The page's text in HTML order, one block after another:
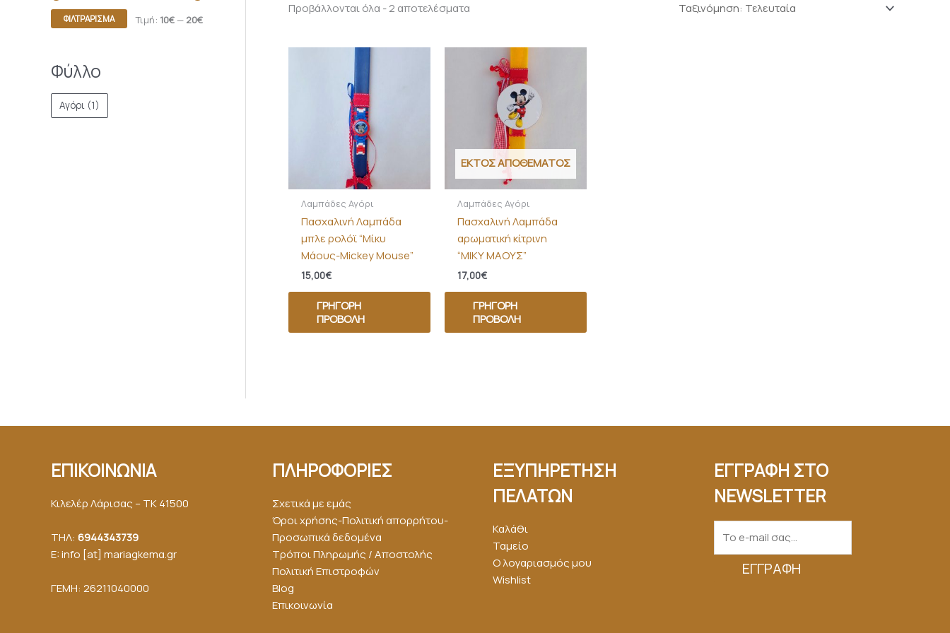
ΦΙΛΤΡΆΡΙΣΜΑ Τιμή: 10€— 20€
Φύλλο
Αγόρι (1)
Προβάλλονται όλα - 2 αποτελέσματα
Λαμπάδες Αγόρι
Πασχαλινή Λαμπάδα
μπλε ρολόϊ “Μίκυ
Μάους-Mickey Mouse”
15,00€
ΓΡΉΓΟΡΗ
ΠΡΟΒΟΛΉ
ΕΚΤΌΣ ΑΠΟΘΈΜΑΤΟΣ
Λαμπάδες Αγόρι
Πασχαλινή Λαμπάδα
αρωματική κίτρινη
“ΜΙΚΥ ΜΑΟΥΣ”
17,00€
ΓΡΉΓΟΡΗ
ΠΡΟΒΟΛΉ
ΕΠΙΚΟΙΝΩΝΙΑ
Κιλελέρ Λάρισας – ΤΚ 41500
ΤΗΛ: 6944343739
E: info [at] mariagkemα.gr
ΓΕΜΗ: 26211040000
ΠΛΗΡΟΦΟΡΙΕΣ
Σχετικά με εμάς
Όροι χρήσης-Πολιτική απορρήτου-
Προσωπικά δεδομένα
Τρόποι Πληρωμής / Αποστολής
Πολιτική Επιστροφών
Blog
Επικοινωνία
ΕΞΥΠΗΡΕΤΗΣΗ
ΠΕΛΑΤΩΝ
Καλάθι
Ταμείο
Ο λογαριασμός μου
Wishlist
ΕΓΓΡΑΦΗ ΣΤΟ
NEWSLETTER
ΕΓΓΡΑΦΉ